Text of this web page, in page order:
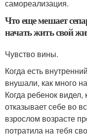
самореализация.
Что еще мешает
начать жить свой
Чувство вины.
Когда есть
внушали, как много
Когда ребенок
отказывает себе во
взрослом возрасте
потратила на тебя